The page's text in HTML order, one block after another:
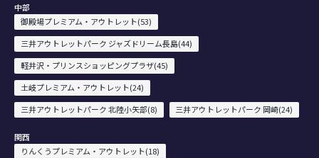
中部
御殿場プレミアム・アウトレット(53)
三井アウトレットパーク ジャズドリーム長島(44)
軽井沢・プリンスショッピングプラザ(45)
土岐プレミアム・アウトレット(24)
三井アウトレットパーク 北陸小矢部(8)
三井アウトレットパーク 岡崎(24)
関西
りんくうプレミアム・アウトレット(18)